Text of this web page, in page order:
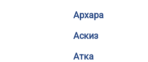
Архара
Аскиз
Атка